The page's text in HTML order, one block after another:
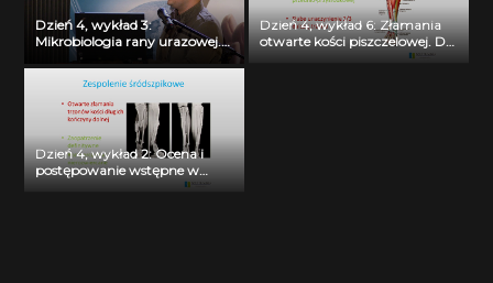
Dzień 4, wykład 3:
Mikrobiologia rany urazowej.
Dr Michał Maciejewski
Dzień 4, wykład 6: Złamania
otwarte kości piszczelowej. Dr
Dzień 4, wykład 2: Ocena i
postępowanie wstępne w
złamaniach otwartych. Dr